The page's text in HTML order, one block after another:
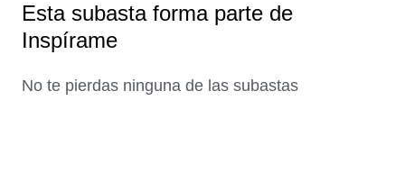
Esta subasta forma parte de
Inspírame
No te pierdas ninguna de las subastas